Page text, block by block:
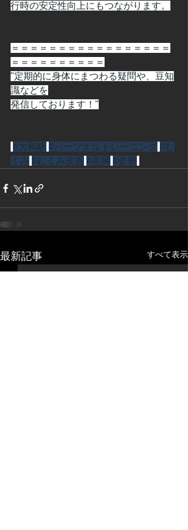
行時の安定性向上にもつながります。
＝＝＝＝＝＝＝＝＝＝＝＝＝＝＝＝＝
＝＝＝＝＝＝＝＝＝＝
"定期的に身体にまつわる疑問や、豆知
識などを
発信しております！"
#大和駅 #パーソナルトレーニング #む
くみ #むくみ改善 #美脚 #姿勢
最新記事 すべて表示